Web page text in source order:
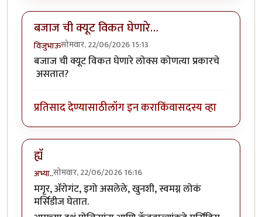
बजाज ची क्यूट विकत घेणारे…
विजुभाऊसोमवार, 22/06/2026 15:13
बजाज ची क्यूट विकत घेणारे लोक्स कोणत्या प्रकारचे
असतात?
प्रतिसाद देण्यासाठीलॉग इन कराकिंवासदस्य व्हा
ह्यॅ
अभ्या..सोमवार, 22/06/2026 16:16
मगृर, ॲरोगंट, इगो असलेले, खुनशी, स्वमग्न लोकं
मर्सिडीज घेतात.